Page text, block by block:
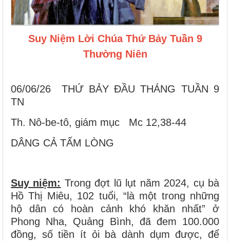
Suy Niệm Lời Chúa Thứ Bảy Tuần 9
Thường Niên
06/06/26 THỨ BẢY ĐẦU THÁNG TUẦN 9
TN
Th. Nô-be-tô, giám mục Mc 12,38-44
DÂNG CẢ TẤM LÒNG
Suy niệm: Trong đợt lũ lụt năm 2024, cụ bà
Hồ Thị Miêu, 102 tuổi, “là một trong những
hộ dân có hoàn cảnh khó khăn nhất” ở
Phong Nha, Quảng Bình, đã đem 100.000
đồng, số tiền ít ỏi bà dành dụm được, để